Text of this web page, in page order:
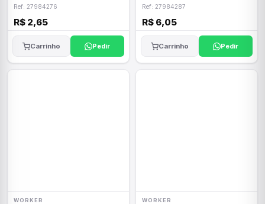
Ref: 27984276
R$ 2,65
Carrinho Pedir
Ref: 27984287
R$ 6,05
Carrinho Pedir
WORKER WORKER